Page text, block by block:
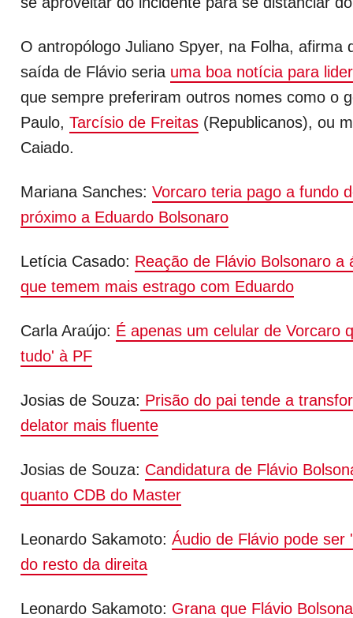
O antropólogo Juliano Spyer, na Folha, afirma
saída de Flávio seria uma boa notícia para
que sempre preferiram outros nomes como o
Paulo, Tarcísio de Freitas (Republicanos), ou
Caiado.
Mariana Sanches: Vorcaro teria pago a fundo
próximo a Eduardo Bolsonaro
Letícia Casado: Reação de Flávio Bolsonaro a
que temem mais estrago com Eduardo
Carla Araújo: É apenas um celular de Vorcaro
tudo' à PF
Josias de Souza: Prisão do pai tende a
delator mais fluente
Josias de Souza: Candidatura de Flávio
quanto CDB do Master
Leonardo Sakamoto: Áudio de Flávio pode ser
do resto da direita
Leonardo Sakamoto: Grana que Flávio